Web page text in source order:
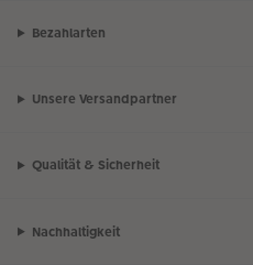
Bezahlarten
Unsere Versandpartner
Qualität & Sicherheit
Nachhaltigkeit